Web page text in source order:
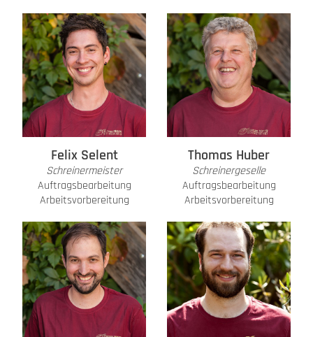
Felix Selent
Schreinermeister
Auftragsbearbeitung
Arbeitsvorbereitung
Thomas Huber
Schreinergeselle
Auftragsbearbeitung
Arbeitsvorbereitung